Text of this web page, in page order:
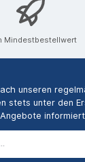
Mindestbestellwert
unseren
stets unter den